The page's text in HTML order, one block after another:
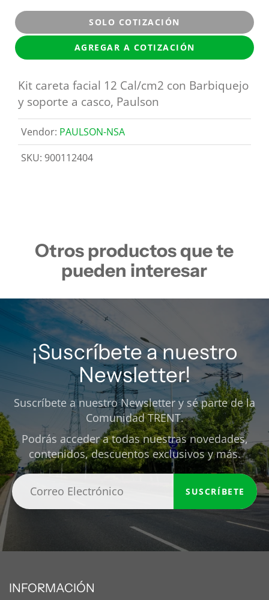
SOLO COTIZACIÓN
AGREGAR A COTIZACIÓN
Kit careta facial 12 Cal/cm2 con Barbiquejo
y soporte a casco, Paulson
Vendor: PAULSON-NSA
SKU: 900112404
Otros productos que te
pueden interesar
¡Suscríbete a nuestro
Newsletter!
Suscríbete a nuestro Newsletter y sé parte de la
Comunidad TRENT.
Podrás acceder a todas nuestras novedades,
contenidos, descuentos exclusivos y más.
SUSCRÍBETE
INFORMACIÓN